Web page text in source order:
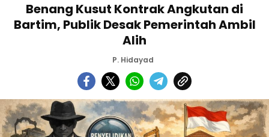
Benang Kusut Kontrak Angkutan di
Bartim, Publik Desak Pemerintah Ambil
Alih
P. Hidayad